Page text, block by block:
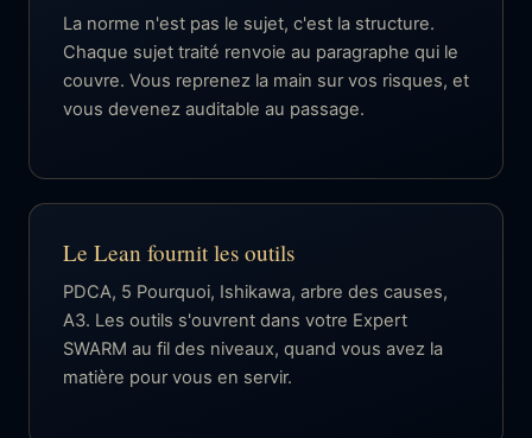
La norme n'est pas le sujet, c'est la structure.
Chaque sujet traité renvoie au paragraphe qui le
couvre. Vous reprenez la main sur vos risques, et
vous devenez auditable au passage.
Le Lean fournit les outils
PDCA, 5 Pourquoi, Ishikawa, arbre des causes,
A3. Les outils s'ouvrent dans votre Expert
SWARM au fil des niveaux, quand vous avez la
matière pour vous en servir.